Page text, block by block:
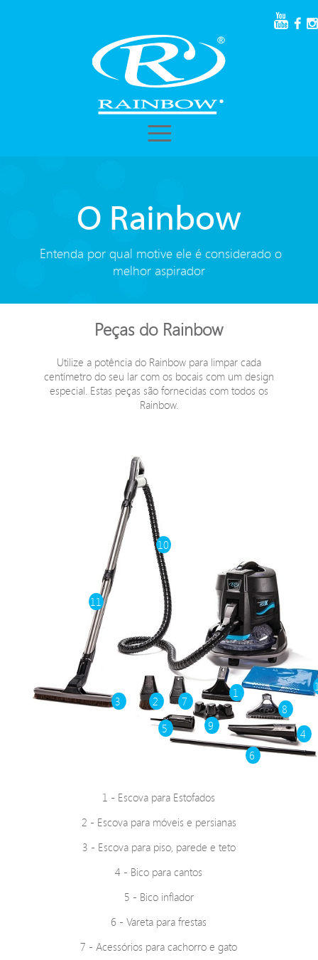
≡
O Rainbow
Entenda por qual motive ele é considerado o
melhor aspirador
Peças do Rainbow
Utilize a potência do Rainbow para limpar cada
centímetro do seu lar com os bocais com um design
especial. Estas peças são fornecidas com todos os
Rainbow.
10
11
3 2 7
1
8
9
5
6
4
1 - Escova para Estofados
2 - Escova para móveis e persianas
3 - Escova para piso, parede e teto
4 - Bico para cantos
5 - Bico inflador
6 - Vareta para frestas
7 - Acessórios para cachorro e gato